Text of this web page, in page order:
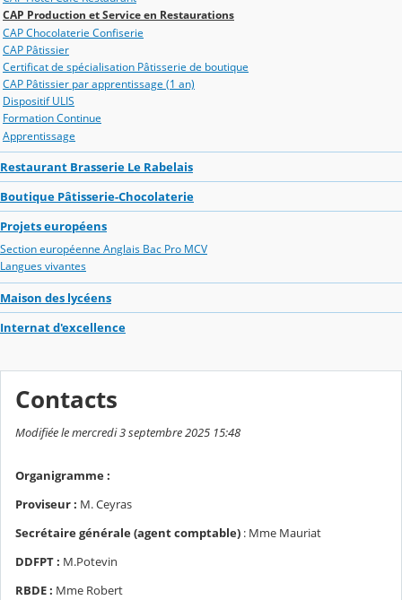
CAP Production et Service en Restaurations
CAP Chocolaterie Confiserie
CAP Pâtissier
Certificat de spécialisation Pâtisserie de boutique
CAP Pâtissier par apprentissage (1 an)
Dispositif ULIS
Formation Continue
Apprentissage
Restaurant Brasserie Le Rabelais
Boutique Pâtisserie-Chocolaterie
Projets européens
Section européenne Anglais Bac Pro MCV
Langues vivantes
Maison des lycéens
Internat d'excellence
Contacts
Modifiée le mercredi 3 septembre 2025 15:48
Organigramme :
Proviseur : M. Ceyras
Secrétaire générale (agent comptable) : Mme Mauriat
DDFPT : M.Potevin
RBDE : Mme Robert